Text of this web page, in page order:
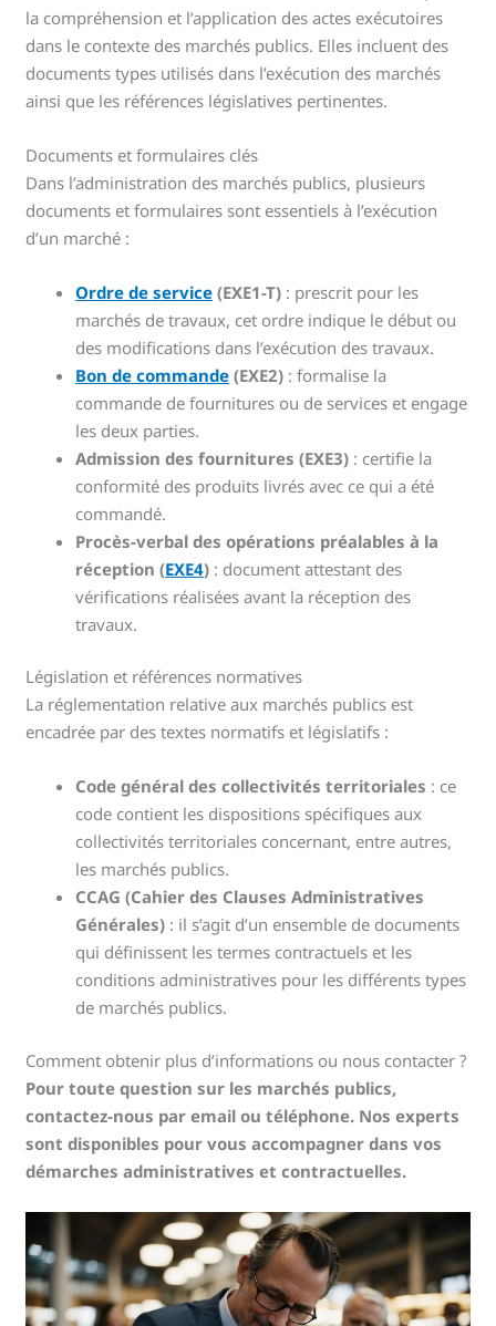
la compréhension et l’application des actes exécutoires
dans le contexte des marchés publics. Elles incluent des
documents types utilisés dans l’exécution des marchés
ainsi que les références législatives pertinentes.
Documents et formulaires clés
Dans l’administration des marchés publics, plusieurs
documents et formulaires sont essentiels à l’exécution
d’un marché :
Ordre de service (EXE1-T) : prescrit pour les
marchés de travaux, cet ordre indique le début ou
des modifications dans l’exécution des travaux.
Bon de commande (EXE2) : formalise la
commande de fournitures ou de services et engage
les deux parties.
Admission des fournitures (EXE3) : certifie la
conformité des produits livrés avec ce qui a été
commandé.
Procès-verbal des opérations préalables à la
réception (EXE4) : document attestant des
vérifications réalisées avant la réception des
travaux.
Législation et références normatives
La réglementation relative aux marchés publics est
encadrée par des textes normatifs et législatifs :
Code général des collectivités territoriales : ce
code contient les dispositions spécifiques aux
collectivités territoriales concernant, entre autres,
les marchés publics.
CCAG (Cahier des Clauses Administratives
Générales) : il s’agit d’un ensemble de documents
qui définissent les termes contractuels et les
conditions administratives pour les différents types
de marchés publics.
Comment obtenir plus d’informations ou nous contacter ?
Pour toute question sur les marchés publics,
contactez-nous par email ou téléphone. Nos experts
sont disponibles pour vous accompagner dans vos
démarches administratives et contractuelles.